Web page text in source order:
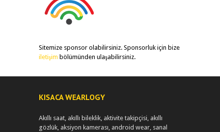
Sitemize sponsor olabilirsiniz. Sponsorluk için bize
iletişim bölümünden ulaşabilirsiniz.
KISACA WEARLOGY
Akıllı saat, akıllı bileklik, aktivite takipçisi, akıllı
gözlük, aksiyon kamerası, android wear, sanal